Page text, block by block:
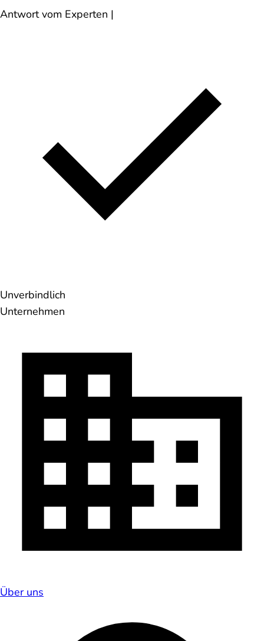
Antwort vom Experten |
Unverbindlich
Unternehmen
Über uns